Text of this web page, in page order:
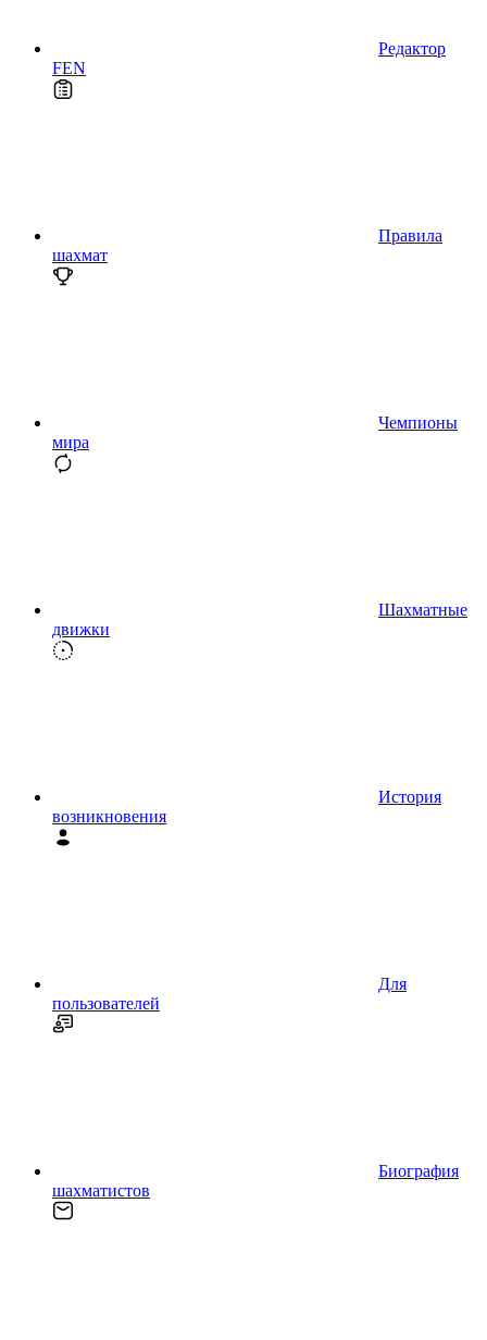
Редактор
FEN
Правила
шахмат
Чемпионы
мира
Шахматные
движки
История
возникновения
Для
пользователей
Биография
шахматистов